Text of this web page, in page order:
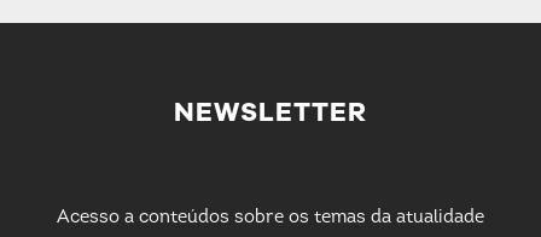
NEWSLETTER
Acesso a conteúdos sobre os temas da atualidade